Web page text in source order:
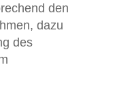
den
dazu
des